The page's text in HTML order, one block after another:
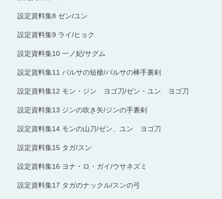
設定資料集8 ゼン/ユン
設定資料集9 ライ/ヒョク
設定資料集10 一ノ妃/サグム
設定資料集11 バルサの短槍/バルサの棒手裏剣
設定資料集12 モン・ジン ヨゴ刀/ゼン・ユン ヨゴ刀
設定資料集13 ジンの吹き矢/ジンの手裏剣
設定資料集14 モンの山刀/ゼン、ユン ヨゴ刀
設定資料集15 タガ/スン
設定資料集16 ヨナ・ロ・ガイ/ウサネズミ
設定資料集17 タガのナックル/スンの弓